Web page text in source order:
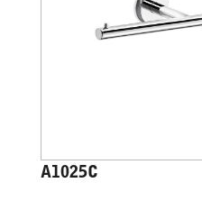
A1025C